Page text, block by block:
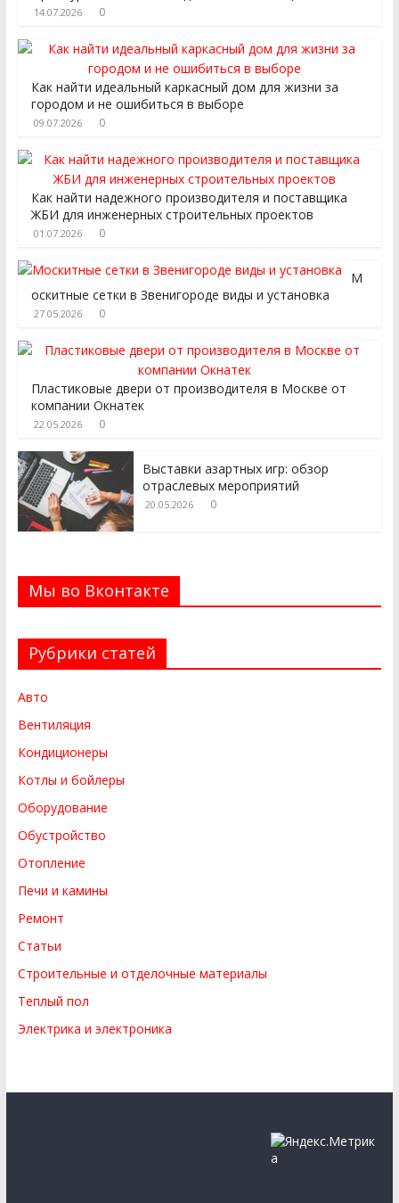
14.07.2026 0
Как найти идеальный каркасный дом для жизни за
городом и не ошибиться в выборе
09.07.2026 0
Как найти надежного производителя и поставщика
ЖБИ для инженерных строительных проектов
01.07.2026 0
М
оскитные сетки в Звенигороде виды и установка
27.05.2026 0
Пластиковые двери от производителя в Москве от
компании Окнатек
22.05.2026 0
Выставки азартных игр: обзор
отраслевых мероприятий
20.05.2026 0
Мы во Вконтакте
Рубрики статей
Авто
Вентиляция
Кондиционеры
Котлы и бойлеры
Оборудование
Обустройство
Отопление
Печи и камины
Ремонт
Статьи
Строительные и отделочные материалы
Теплый пол
Электрика и электроника